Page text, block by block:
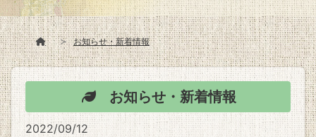
お知らせ・新着情報
お知らせ・新着情報
2022/09/12